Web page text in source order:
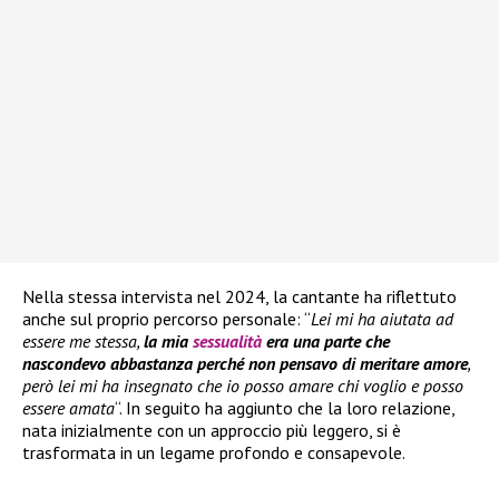
Nella stessa intervista nel 2024, la cantante ha riflettuto
anche sul proprio percorso personale: “Lei mi ha aiutata ad
essere me stessa, la mia sessualità era una parte che
nascondevo abbastanza perché non pensavo di meritare amore,
però lei mi ha insegnato che io posso amare chi voglio e posso
essere amata“. In seguito ha aggiunto che la loro relazione,
nata inizialmente con un approccio più leggero, si è
trasformata in un legame profondo e consapevole.